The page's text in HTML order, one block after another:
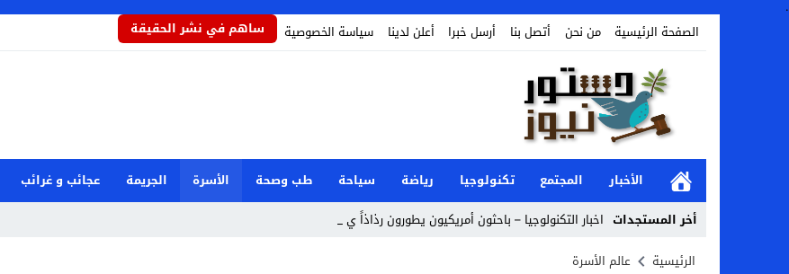
.
الصفحة الرئيسية
من نحن أتصل بنا أرسل خبرا أعلن لدينا سياسة الخصوصية ساهم في نشر الحقيقة
الأخبار المجتمع تكنولوجيا رياضة سياحة طب وصحة الأسرة الجريمة عجائب و غرائب
أخر المستجدات اخبار التكنولوجيا – باحثون أمريكيون يطورون رذاذاً يحمي الم_
Stop
الرئيسية عالم الأسرة